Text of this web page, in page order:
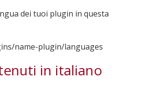
dei tuoi plugin in questa
name-plugin/languages
in italiano